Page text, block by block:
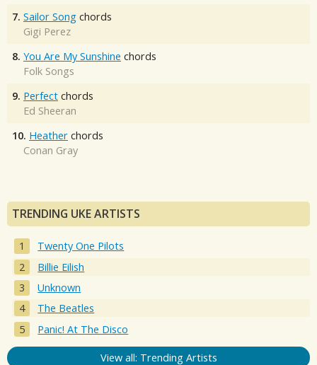
7. Sailor Song chords
Gigi Perez
8. You Are My Sunshine chords
Folk Songs
9. Perfect chords
Ed Sheeran
10. Heather chords
Conan Gray
TRENDING UKE ARTISTS
Twenty One Pilots
Billie Eilish
Unknown
The Beatles
Panic! At The Disco
View all: Trending Artists